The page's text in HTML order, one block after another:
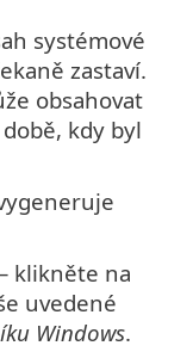
systémové
zastaví.
obsahovat
kdy byl
klikněte na
uvedené
Windows.